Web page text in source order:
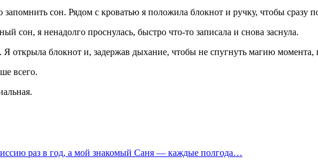
сон. Рядом с кроватью я положила блокнот и ручку, чтобы сразу
сон, я ненадолго проснулась, быстро что-то записала и снова заснула.
Я открыла блокнот и, задержав дыхание, чтобы не спугнуть магию момента,
всего.
раз в год, а мой знакомый Саня — каждые полгода…